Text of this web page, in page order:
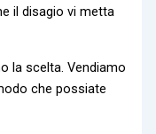
il disagio vi metta
la scelta. Vendiamo
che possiate